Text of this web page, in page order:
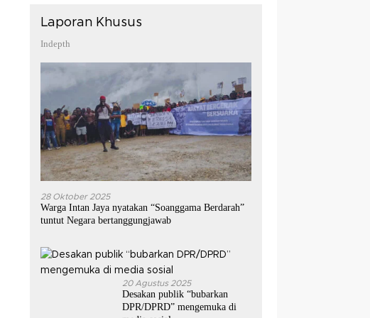
Laporan Khusus
Indepth
28 Oktober 2025
Warga Intan Jaya nyatakan “Soanggama Berdarah”
tuntut Negara bertanggungjawab
20 Agustus 2025
Desakan publik “bubarkan
DPR/DPRD” mengemuka di